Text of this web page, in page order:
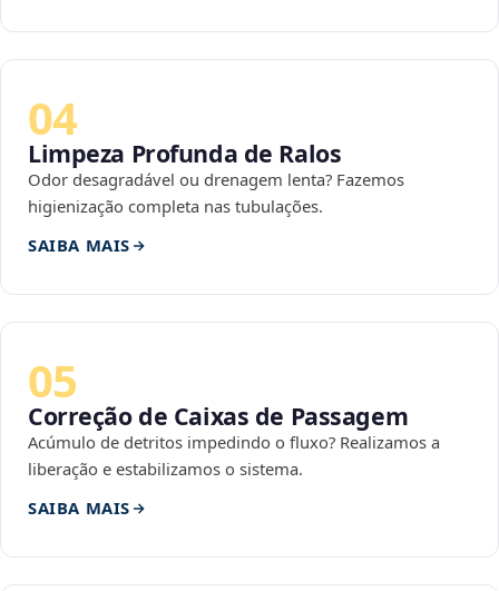
04
Limpeza Profunda de Ralos
Odor desagradável ou drenagem lenta? Fazemos
higienização completa nas tubulações.
SAIBA MAIS
05
Correção de Caixas de Passagem
Acúmulo de detritos impedindo o fluxo? Realizamos a
liberação e estabilizamos o sistema.
SAIBA MAIS